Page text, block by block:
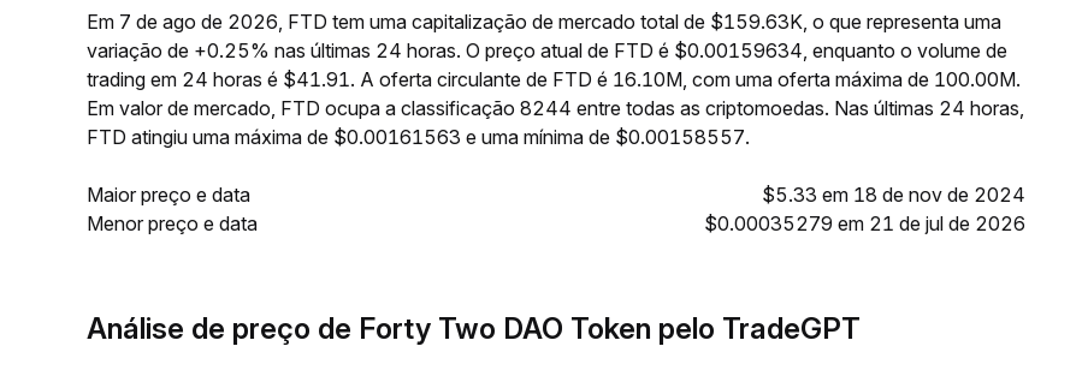
Em 7 de ago de 2026, FTD tem uma capitalização de mercado total de $159.63K, o que representa uma
variação de +0.25% nas últimas 24 horas. O preço atual de FTD é $0.00159634, enquanto o volume de
trading em 24 horas é $41.91. A oferta circulante de FTD é 16.10M, com uma oferta máxima de 100.00M.
Em valor de mercado, FTD ocupa a classificação 8244 entre todas as criptomoedas. Nas últimas 24 horas,
FTD atingiu uma máxima de $0.00161563 e uma mínima de $0.00158557.
Maior preço e data
$5.33 em 18 de nov de 2024
Menor preço e data
$0.00035279 em 21 de jul de 2026
Análise de preço de Forty Two DAO Token pelo TradeGPT